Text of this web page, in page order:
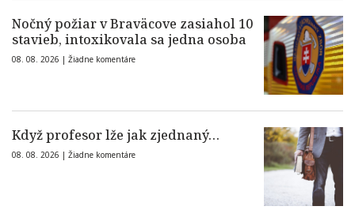
Nočný požiar v Braväcove zasiahol 10
stavieb, intoxikovala sa jedna osoba
08. 08. 2026 | Žiadne komentáre
Když profesor lže jak zjednaný…
08. 08. 2026 | Žiadne komentáre